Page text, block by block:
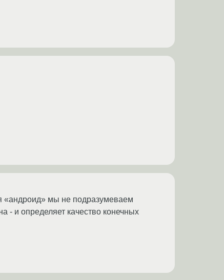
«андроид» мы не подразумеваем
- и определяет качество конечных